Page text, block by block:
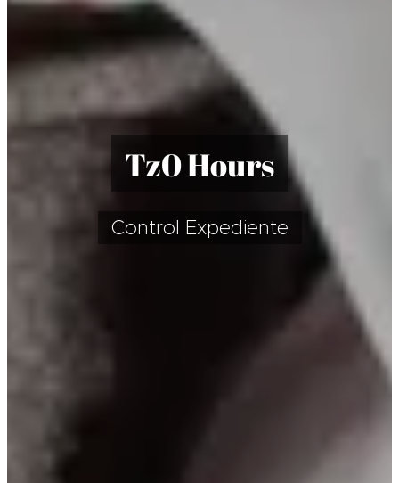
Tz0 Hours
Control Expediente